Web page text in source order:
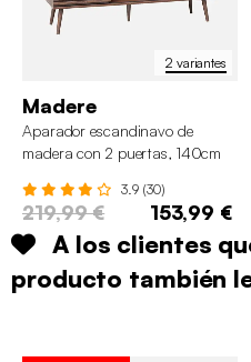
2 variantes
Madere
Aparador escandinavo de
madera con 2 puertas, 140cm
3.9 (30)
219,99 € 153,99 €
A los clientes
producto también